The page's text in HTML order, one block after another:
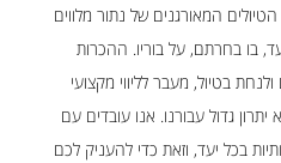
המאורגנים של נתור מלווים
בו בחרתם, על בוריו. ההכרות
בטיול, מעבר לליווי מקצועי
יתרון גדול עבורנו. אנו עובדים עם
בכל יעד, וזאת כדי להעניק לכם